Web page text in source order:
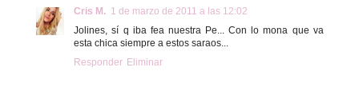
Cris M. 1 de marzo de 2011 a las 12:02
Jolines, sí q iba fea nuestra Pe... Con lo mona que va
esta chica siempre a estos saraos...
Responder Eliminar